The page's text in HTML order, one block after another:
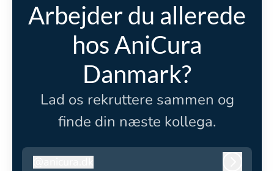
Arbejder du allerede
hos AniCura
Danmark?
Lad os rekruttere sammen og
finde din næste kollega.
anicura.dk